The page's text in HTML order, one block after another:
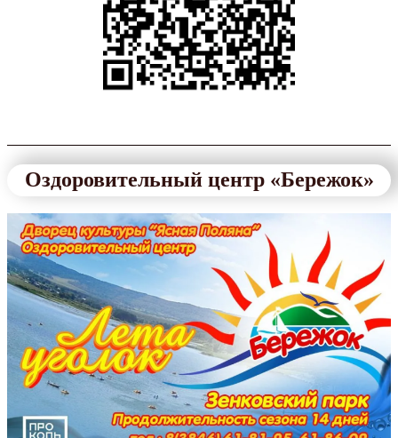
Оздоровительный центр «Бережок»